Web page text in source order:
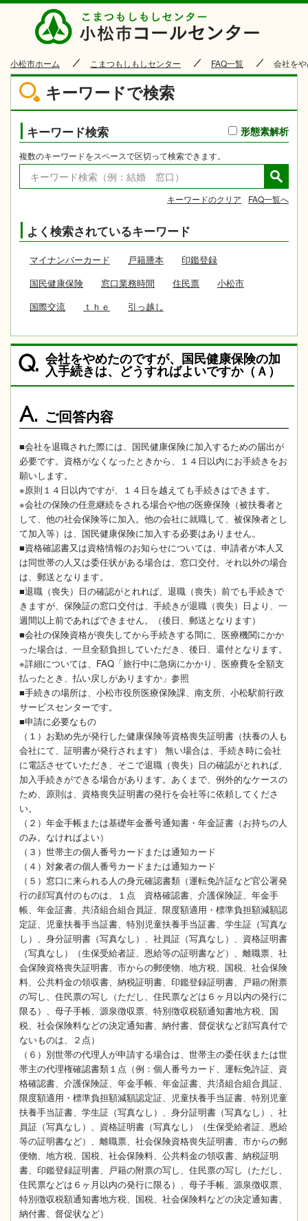
小松市ホーム こまつもしもしセンター FAQ一覧 会社を
キーワードで検索
キーワード検索 形態素解析
複数のキーワードをスペースで区切って検索できます。
キーワードのクリア FAQ一覧へ
よく検索されているキーワード
マイナンバーカード 戸籍謄本
印鑑登録
国民健康保険
窓口業務時間 住民票
小松市
国際交流
ｔｈｅ 引っ越し
Q. 会社をやめたのですが、国民健康保険の加
入手続きは、どうすればよいですか（Ａ）
A. ご回答内容
■会社を退職された際には、国民健康保険に加入するための届出が
必要です。資格がなくなったときから、１４日以内にお手続きをお
願いします。
※原則１４日以内ですが、１４日を越えても手続きはできます。
※会社の保険の任意継続をされる場合や他の医療保険（被扶養者と
して、他の社会保険等に加入。他の会社に就職して、被保険者とし
て加入等）は、国民健康保険に加入する必要はありません。
■資格確認書又は資格情報のお知らせについては、申請者が本人又
は同世帯の人又は委任状がある場合は、窓口交付。それ以外の場合
は、郵送となります。
■退職（喪失）日の確認がとれれば、退職（喪失）前でも手続きで
きますが、保険証の窓口交付は、手続きが退職（喪失）日より、一
週間以上前であればできません。（後日、郵送となります）
■会社の保険資格が喪失してから手続きする間に、医療機関にかか
った場合は、一旦全額負担していただき、後日、還付となります。
※詳細については、FAQ「旅行中に急病にかかり、医療費を全額支
払ったとき、払い戻しがありますか」参照
■手続きの場所は、小松市役所医療保険課、南支所、小松駅前行政
サービスセンターです。
■申請に必要なもの
（１）お勤め先が発行した健康保険等資格喪失証明書（扶養の人も
会社にて、証明書が発行されます） 無い場合は、手続き時に会社
に電話させていただき、そこで退職（喪失）日の確認がとれれば、
加入手続きができる場合があります。あくまで、例外的なケースの
ため、原則は、資格喪失証明書の発行を会社等に依頼してくださ
い。
（２）年金手帳または基礎年金番号通知書・年金証書（お持ちの人
のみ。なければよい）
（３）世帯主の個人番号カードまたは通知カード
（４）対象者の個人番号カードまたは通知カード
（５）窓口に来られる人の身元確認書類（運転免許証など官公署発
行の顔写真付のものは、１点 資格確認書、介護保険証、年金手
帳、年金証書、共済組合組合員証、限度額適用・標準負担額減額認
定証、児童扶養手当証書、特別児童扶養手当証書、学生証（写真な
し）、身分証明書（写真なし）、社員証（写真なし）、資格証明書
（写真なし）（生保受給者証、恩給等の証明書など）、離職票、社
会保険資格喪失証明書、市からの郵便物、地方税、国税、社会保険
料、公共料金の領収書、納税証明書、印鑑登録証明書、戸籍の附票
の写し、住民票の写し（ただし、住民票などは６ヶ月以内の発行に
限る）、母子手帳、源泉徴収票、特別徴収税額通知書地方税、国
税、社会保険料などの決定通知書、納付書、督促状など顔写真付で
ないものは、２点）
（６）別世帯の代理人が申請する場合は、世帯主の委任状または世
帯主の代理権確認書類１点（例：個人番号カード、運転免許証、資
格確認書、介護保険証、年金手帳、年金証書、共済組合組合員証、
限度額適用・標準負担額減額認定証、児童扶養手当証書、特別児童
扶養手当証書、学生証（写真なし）、身分証明書（写真なし）、社
員証（写真なし）、資格証明書（写真なし）（生保受給者証、恩給
等の証明書など）、離職票、社会保険資格喪失証明書、市からの郵
便物、地方税、国税、社会保険料、公共料金の領収書、納税証明
書、印鑑登録証明書、戸籍の附票の写し、住民票の写し（ただし、
住民票などは６ヶ月以内の発行に限る）、母子手帳、源泉徴収票、
特別徴収税額通知書地方税、国税、社会保険料などの決定通知書、
納付書、督促状など）